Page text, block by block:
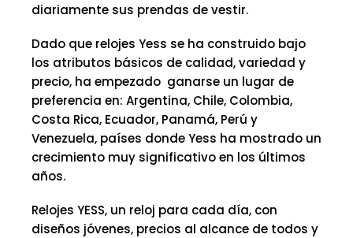
diariamente sus prendas de vestir.
Dado que relojes Yess se ha construido bajo
los atributos básicos de calidad, variedad y
precio, ha empezado ganarse un lugar de
preferencia en: Argentina, Chile, Colombia,
Costa Rica, Ecuador, Panamá, Perú y
Venezuela, países donde Yess ha mostrado un
crecimiento muy significativo en los últimos
años.
Relojes YESS, un reloj para cada día, con
diseños jóvenes, precios al alcance de todos y